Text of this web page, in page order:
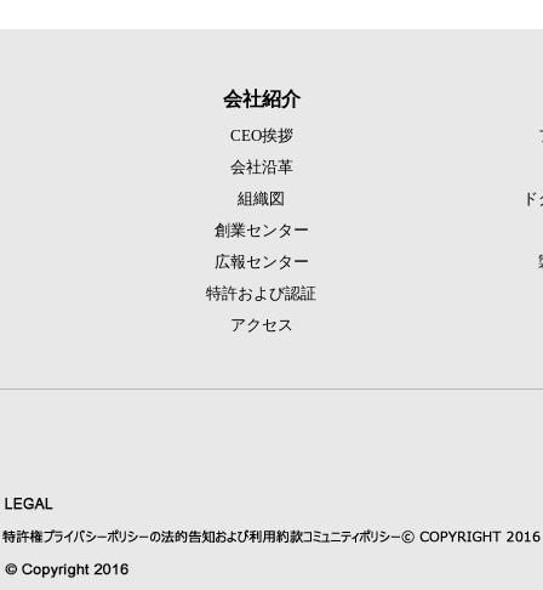
会社紹介
CEO挨拶
会社沿革
組織図
創業センター
広報センター
特許および認証
アクセス